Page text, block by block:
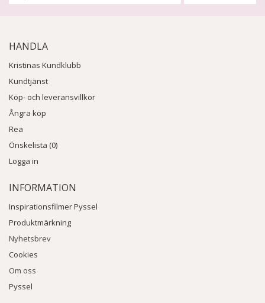
HANDLA
Kristinas Kundklubb
Kundtjänst
Köp- och leveransvillkor
Ångra köp
Rea
Önskelista (0)
Logga in
INFORMATION
Inspirationsfilmer Pyssel
Produktmärkning
Nyhetsbrev
Cookies
Om oss
Pyssel